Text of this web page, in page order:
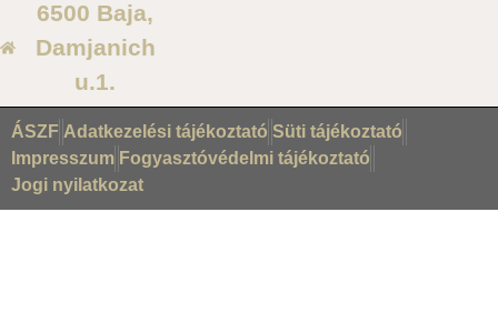
6500 Baja,
Damjanich
u.1.
ÁSZF Adatkezelési tájékoztató Süti tájékoztató
Impresszum Fogyasztóvédelmi tájékoztató
Jogi nyilatkozat